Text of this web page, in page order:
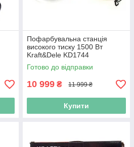
Пофарбувальна станція
високого тиску 1500 Вт
Kraft&Dele KD1744
фарбувальна станція
Готово до відправки
10 999 ₴ 11 999 ₴
Купити